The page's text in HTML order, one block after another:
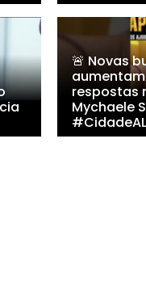
🚨 Novas
respostas
Mychaele
#CidadeAL